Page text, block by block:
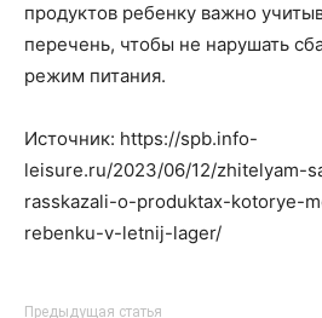
продуктов ребенку важно
перечень, чтобы не нарушать
режим питания.
Источник: https://spb.info-
leisure.ru/2023/06/12/zhitelyam-
rasskazali-o-produktax-kotorye-
rebenku-v-letnij-lager/
Предыдущая статья